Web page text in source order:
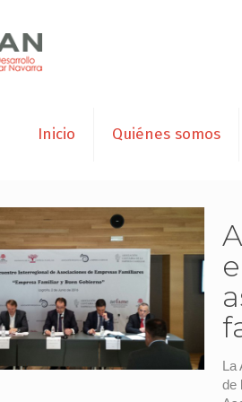
Inicio Quiénes somos
La
de